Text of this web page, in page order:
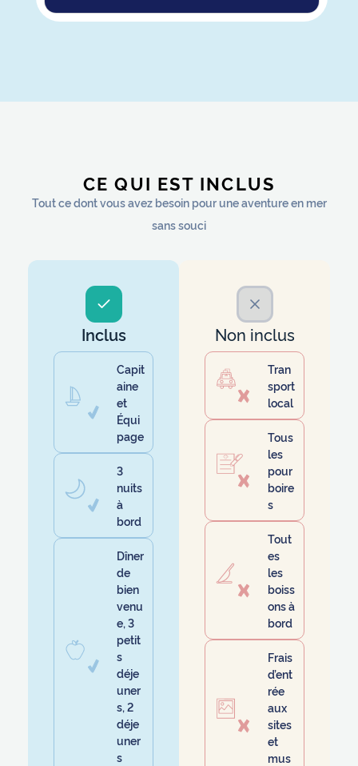
CE QUI EST INCLUS
Tout ce dont vous avez besoin pour une aventure en mer
sans souci
Inclus
Capit
aine
et
Équi
page
3
nuits
à
bord
Dîner
de
bien
venu
e, 3
petit
s
déje
uner
s, 2
déje
uner
s
Non inclus
Tran
sport
local
Tous
les
pour
boire
s
Tout
es
les
boiss
ons à
bord
Frais
d’ent
rée
aux
sites
et
mus